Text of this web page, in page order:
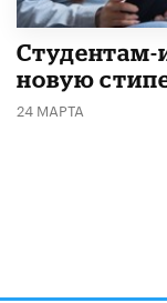
Студентам-
новую
24 МАРТА